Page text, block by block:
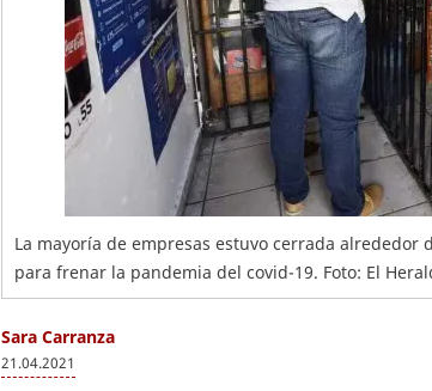
La mayoría de empresas estuvo cerrada alrededor
para frenar la pandemia del covid-19. Foto: El
Sara Carranza
21.04.2021